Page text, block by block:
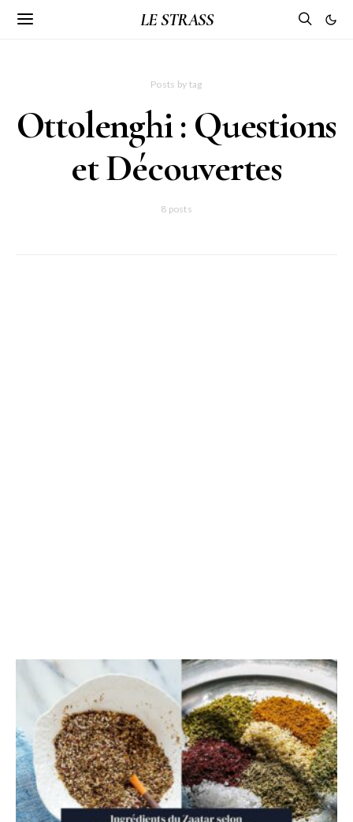
LE STRASS
Posts by tag
Ottolenghi : Questions
et Découvertes
8 posts